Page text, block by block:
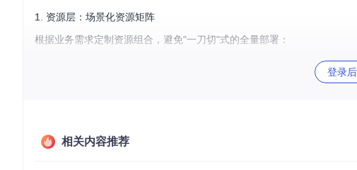
1. 资源层：场景化资源矩阵
根据业务需求定制资源组合，避免"一刀切"式的全量部署：
登录
相关内容推荐